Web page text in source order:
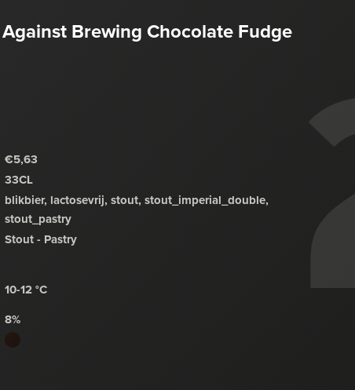
Brewing Chocolate Fudge
€5,63
33CL
blikbier, lactosevrij, stout, stout_imperial_double,
stout_pastry
Stout - Pastry
10-12 °C
8%